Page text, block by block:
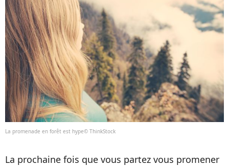
La promenade en forêt est hype© ThinkStock
La prochaine fois que vous partez vous promener